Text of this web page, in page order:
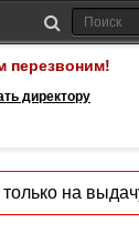
перезвоним!
директору
на